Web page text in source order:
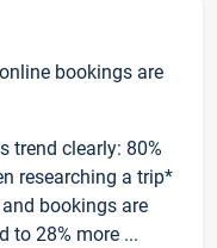
bookings are
trend clearly: 80%
researching a trip*
bookings are
to 28% more ...